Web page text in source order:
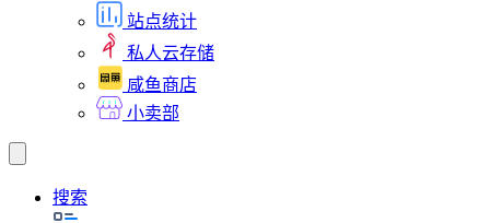
站点统计
私人云存储
咸鱼商店
小卖部
搜索